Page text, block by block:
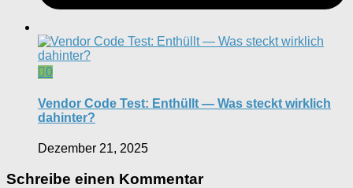
0
Vendor Code Test: Enthüllt — Was steckt wirklich
dahinter?
Dezember 21, 2025
Schreibe einen Kommentar